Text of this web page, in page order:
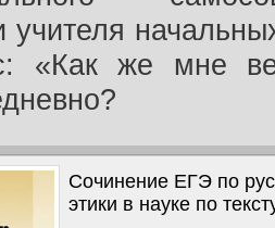
учителя
«Как же мне
Сочинение ЕГЭ по
этики в науке по